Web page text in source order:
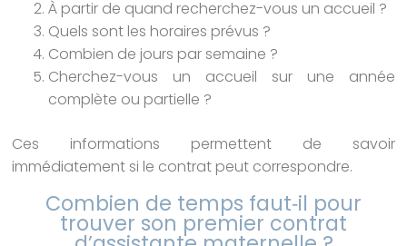
À partir de quand recherchez-vous un accueil ?
Quels sont les horaires prévus ?
Combien de jours par semaine ?
Cherchez-vous un accueil sur une année
complète ou partielle ?
Ces informations permettent de savoir
immédiatement si le contrat peut correspondre.
Combien de temps faut‑il pour
trouver son premier contrat